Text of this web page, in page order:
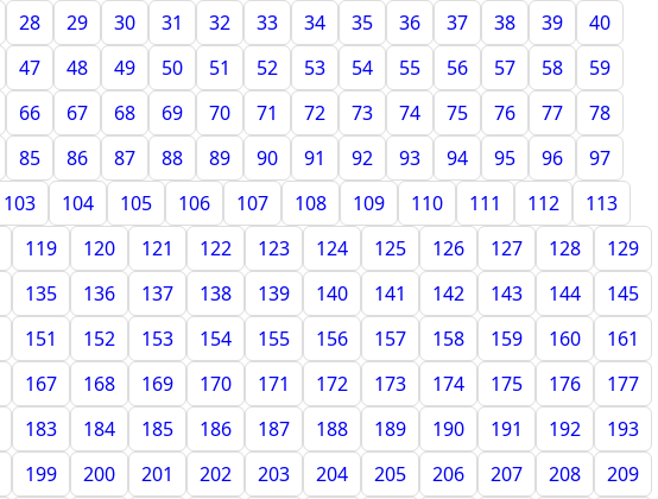
28 29 30 31 32 33 34 35 36 37 38 39
40
47 48 49 50 51 52 53 54 55 56 57 58
59
66 67 68 69 70 71 72 73 74 75 76 77
78
85 86 87 88 89 90 91 92 93 94 95 96
97
103 104 105 106 107 108 109 110 111 112
113
119 120 121 122 123 124 125 126 127 128
129
135 136 137 138 139 140 141 142 143 144
145
151 152 153 154 155 156 157 158 159 160
161
167 168 169 170 171 172 173 174 175 176
177
183 184 185 186 187 188 189 190 191 192
193
199 200 201 202 203 204 205 206 207 208 209